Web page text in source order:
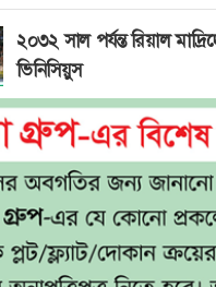
২০৩২ সাল পর্যন্ত রিয়াল
ভিনিসিয়ুস